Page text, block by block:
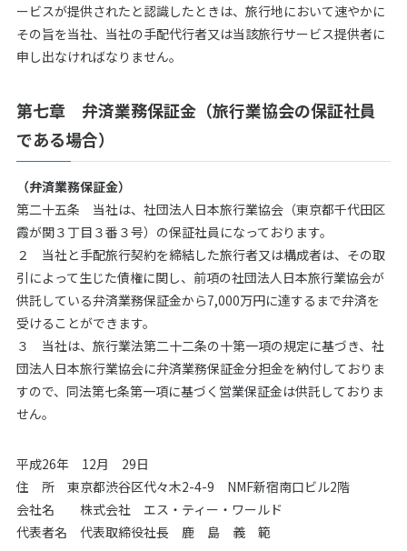
ービスが提供されたと認識したときは、旅行地において速やかに
その旨を当社、当社の手配代行者又は当該旅行サービス提供者に
申し出なければなりません。
第七章 弁済業務保証金（旅行業協会の保証社員
である場合）
（弁済業務保証金）
第二十五条 当社は、社団法人日本旅行業協会（東京都千代田区
霞が関３丁目３番３号）の保証社員になっております。
２ 当社と手配旅行契約を締結した旅行者又は構成者は、その取
引によって生じた債権に関し、前項の社団法人日本旅行業協会が
供託している弁済業務保証金から7,000万円に達するまで弁済を
受けることができます。
３ 当社は、旅行業法第二十二条の十第一項の規定に基づき、社
団法人日本旅行業協会に弁済業務保証金分担金を納付しておりま
すので、同法第七条第一項に基づく営業保証金は供託しておりま
せん。
平成26年 12月 29日
住 所 東京都渋谷区代々木2-4-9 NMF新宿南口ビル2階
会社名 株式会社 エス・ティー・ワールド
代表者名 代表取締役社長 鹿 島 義 範